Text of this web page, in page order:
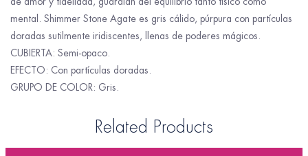
mental. Shimmer Stone Agate es gris cálido, púrpura con partículas
doradas sutilmente iridiscentes, llenas de poderes mágicos.
CUBIERTA: Semi-opaco.
EFECTO: Con partículas doradas.
GRUPO DE COLOR: Gris.
Related Products